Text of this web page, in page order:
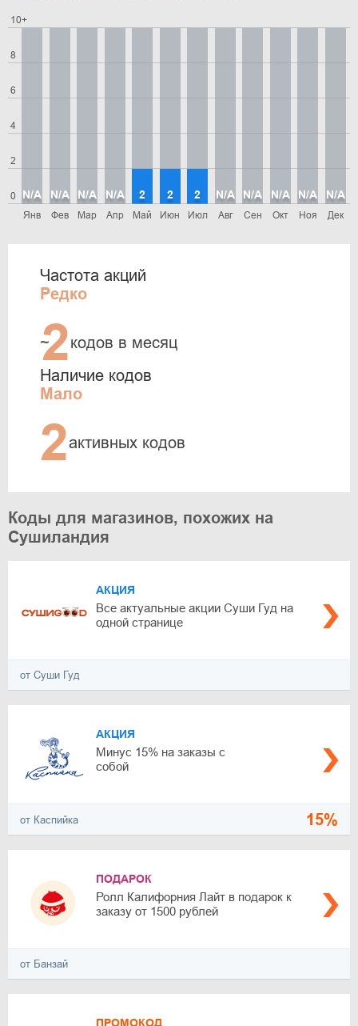
0
2
4
6
8
10+
Янв
N/A
Фев
N/A
Мар
N/A
Апр
N/A
Май
2
Июн
2
Июл
2
Авг
N/A
Сен
N/A
Окт
N/A
Ноя
N/A
Дек
N/A
Частота акций
Редко
~
2кодов в месяц
Наличие кодов
Мало
2активных кодов
Коды для магазинов, похожих на
Сушиландия
АКЦИЯ
Все актуальные акции Суши Гуд на
одной странице
от Суши Гуд
АКЦИЯ
Минус 15% на заказы с
собой
от Каспийка 15%
ПОДАРОК
Ролл Калифорния Лайт в подарок к
заказу от 1500 рублей
от Банзай
ПРОМОКОД